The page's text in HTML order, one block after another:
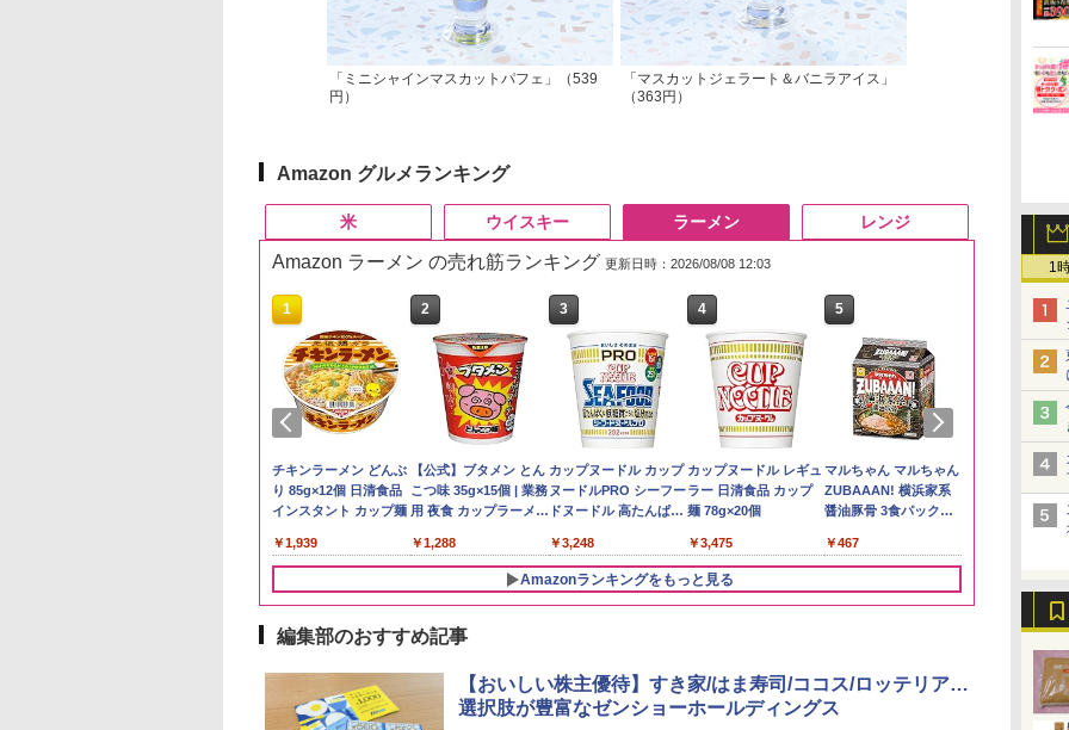
1
「ミニシャインマスカットパフェ」（539
円）
「マスカットジェラート＆バニラアイス」
（363円）
Amazon グルメランキング
米
1
by Amazon 国産ブレ
ンド米 精米 5kg
￥2,650
2
新潟ケンベイ【精米】
新潟県産にじのきらめ
き 5kg 令和7年産
￥3,056
3
by Amazon あきたこ
まちブレンド 無洗米
5kg
￥3,396
4
野沢農産 無洗米 青い
流るる コシヒカリ 5kg
長野県産 令和7年産
￥3,980
5
【在庫処分価格】もも
たろう印 無洗米 5kg
業務用 お米マイスター
￥2,680
新潟県産新
5kg 令和7年
ウイスキー
1
ブラックニッカ ニッカ
Nikka ウィスキー
4000ml ブラックニッ
【日本 アサヒ ウィスキ
ー】 大容量 お得 4リッ
トル
￥4,358
2
角瓶 2700ml サントリ
ー ウイスキー ハイボー
ル 大容量
￥6,063
3
トリスウイスキー
4000ml サントリー 大
容量 4リットル
￥4,274
4
角ハイボール
350ml×24本 サントリ
ー ウイスキー ハイボ
￥4,930
5
サントリー シングルモ
ルト ウイスキー 白州
Story of the Distillery
￥19,860
【数量限定
ザ・バレル
スキー500ml
日本 500ml ]
ラーメン
Amazon ラーメン の売れ筋ランキング 更新日時：2026/08/08 12:03
1
チキンラーメン どんぶ
り 85g×12個 日清食品
インスタント カップ麺
￥1,939
2
【公式】ブタメン とん
こつ味 35g×15個 | 業務
用 夜食 カップラーメン
スタント アウトドアに
も ローリングストック
大人買い おやつカンパ
￥1,288
3
カップヌードル カップ
ヌードルPRO シーフー
ドヌードル 高たんぱく
えめ 78g×12個
￥3,248
4
カップヌードル レギュ
ラー 日清食品 カップ
麺 78g×20個
￥3,475
5
マルちゃん マルちゃん
ZUBAAAN! 横浜家系
醤油豚骨 3食パック
￥467
国分 tabete
葉県産はま
らーめん
存食 備蓄
Amazonランキングをもっと見る
レンジ
1 2 3 4
編集部のおすすめ記事
【おいしい株主優待】すき家/はま寿司/ココス/ロッテリア…
選択肢が豊富なゼンショーホールディングス